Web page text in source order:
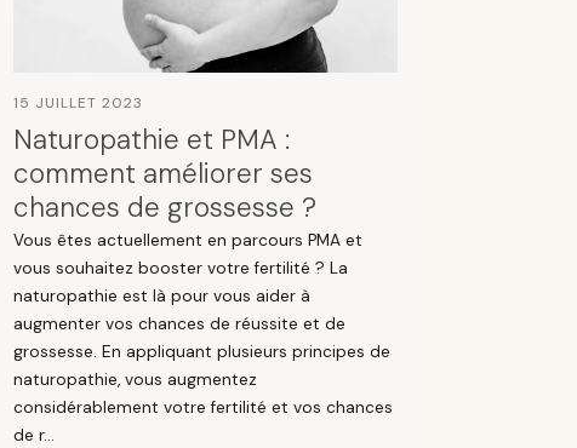
15 JUILLET 2023
Naturopathie et PMA :
comment améliorer ses
chances de grossesse ?
Vous êtes actuellement en parcours PMA et
vous souhaitez booster votre fertilité ? La
naturopathie est là pour vous aider à
augmenter vos chances de réussite et de
grossesse. En appliquant plusieurs principes de
naturopathie, vous augmentez
considérablement votre fertilité et vos chances
de r...